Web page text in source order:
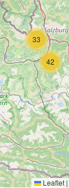
33
42
Leaflet |